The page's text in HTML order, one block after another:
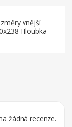
vnější
Hloubka
žádná recenze.